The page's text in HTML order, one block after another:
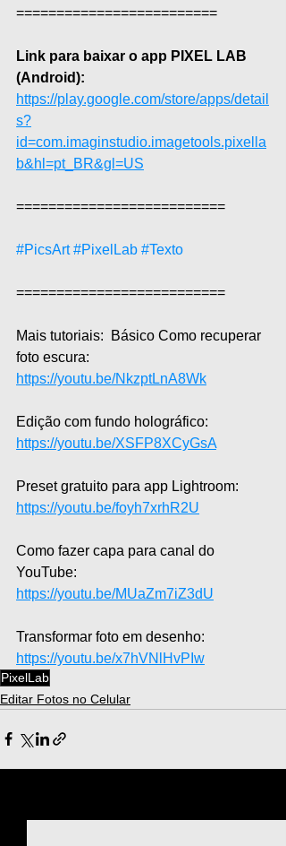
=========================
Link para baixar o app PIXEL LAB
(Android):
https://play.google.com/store/apps/detail
s?
id=com.imaginstudio.imagetools.pixella
b&hl=pt_BR&gl=US
==========================
#PicsArt #PixelLab #Texto
==========================
Mais tutoriais:  Básico Como recuperar
foto escura:
https://youtu.be/NkzptLnA8Wk
Edição com fundo holográfico:
https://youtu.be/XSFP8XCyGsA
Preset gratuito para app Lightroom:
https://youtu.be/foyh7xrhR2U
Como fazer capa para canal do
YouTube:
https://youtu.be/MUaZm7iZ3dU
Transformar foto em desenho:
https://youtu.be/x7hVNlHvPIw
PixelLab
Editar Fotos no Celular